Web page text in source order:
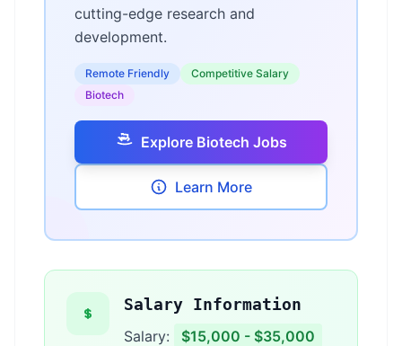
cutting-edge research and
development.
Remote Friendly
Competitive Salary
Biotech
Explore Biotech Jobs
Learn More
Salary Information
Salary: $15,000 - $35,000